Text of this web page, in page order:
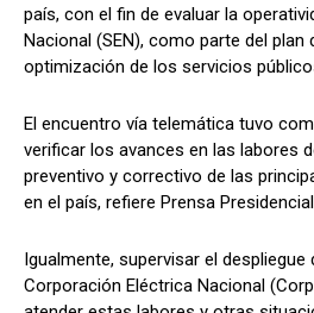
país, con el fin de evaluar la
Nacional (SEN), como parte del plan
optimización de los servicios
El encuentro vía telemática tuvo
verificar los avances en las labores
preventivo y correctivo de las
en el país, refiere Prensa
Igualmente, supervisar el despliegue
Corporación Eléctrica Nacional